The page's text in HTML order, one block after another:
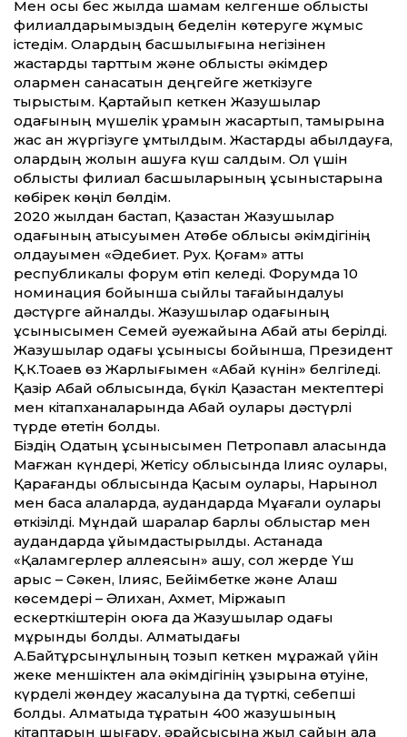
Мен осы бес жылда шамам келгенше облыстық
филиалдарымыздың беделін көтеруге жұмыс
істедім. Олардың басшылығына негізінен
жастарды тарт­тым және облыстық әкімдер
олармен санасатын деңгейге жеткізуге
тырыстым. Қартайып кеткен Жазушылар
одағының мүшелік құрамын жасартып, тамырына
жас қан жүргізуге ұмтылдым. Жастарды қабылдауға,
олардың жолын ашуға күш салдым. Ол үшін
облыстық филиал басшыларының ұсыныстарына
көбірек көңіл бөлдім.
2020 жылдан бастап, Қазақстан Жазушылар
одағының қатысуымен Ақтөбе облысы әкімдігінің
қолдауымен «Әдебиет. Рух. Қоғам» ат­ты
республикалық форум өтіп келеді. Форумда 10
номинация бойынша сыйлық тағайындалуы
дәстүрге айналды. Жазушылар одағының
ұсынысымен Семей әуежайына Абай аты берілді.
Жазушылар одағы ұсынысы бойынша, Президент
Қ.К.Тоқаев өз Жарлығымен «Абай күнін» белгіледі.
Қазір Абай облысында, бүкіл Қазақстан мектептері
мен кітапханаларында Абай оқулары дәстүрлі
түрде өтетін болды.
Біздің Одақтың ұсынысымен Петропавл қаласында
Мағжан күндері, Жетісу облысында Ілияс оқулары,
Қарағанды облысында Қасым оқулары, Нарынқол
мен басқа қалаларда, аудандарда Мұқағали оқулары
өткізілді. Мұндай шаралар барлық облыстар мен
аудандарда ұйымдастырылды. Астанада
«Қаламгерлер аллеясын» ашу, сол жерде Үш
арыс – Сәкен, Ілияс, Бейімбетке және Алаш
көсемдері – Әлихан, Ахмет, Міржақып
ескерткіштерін қоюға да Жазушылар одағы
мұрындық болды. Алматыдағы
А.Байтұрсынұлының тозып кеткен мұражай үйін
жеке меншіктен қала әкімдігінің құзырына өтуіне,
күрделі жөндеу жасалуына да түрткі, себепші
болдық. Алматыда тұратын 400 жазушының
кітаптарын шығару, әрқайсысына жыл сайын қала